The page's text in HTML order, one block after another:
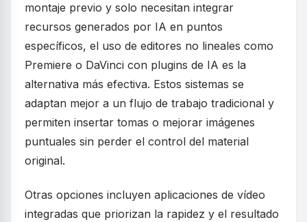
montaje previo y solo necesitan integrar
recursos generados por IA en puntos
específicos, el uso de editores no lineales como
Premiere o DaVinci con plugins de IA es la
alternativa más efectiva. Estos sistemas se
adaptan mejor a un flujo de trabajo tradicional y
permiten insertar tomas o mejorar imágenes
puntuales sin perder el control del material
original.
Otras opciones incluyen aplicaciones de vídeo
integradas que priorizan la rapidez y el resultado